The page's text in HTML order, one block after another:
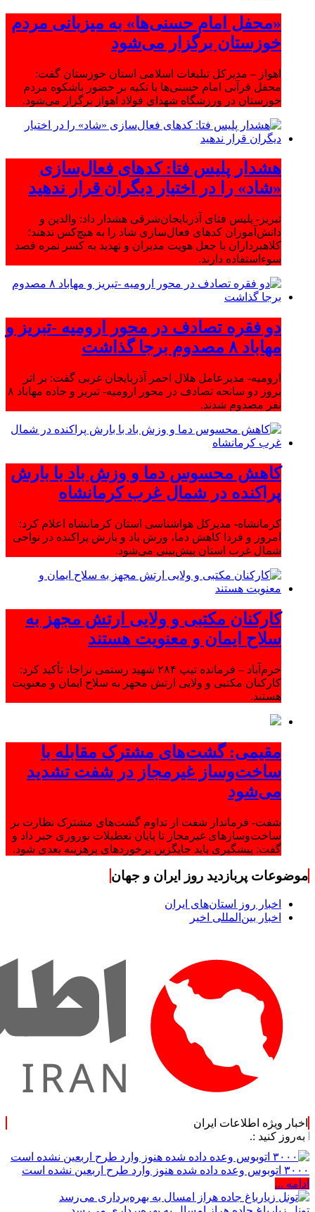
«محفل امام حسنی‌ها» به میزبانی مردم
خوزستان برگزار می‌شود
اهواز – مدیرکل تبلیغات اسلامی استان خوزستان گفت:
محفل قرآنی امام حسنی‌ها با تکیه بر حضور باشکوه مردم
خوزستان در ورزشگاه شهدای فولاد اهواز برگزار می‌شود.
هشدار پلیس فتا: کدهای فعال‌سازی
«شاد» را در اختیار دیگران قرار ندهید
تبریز- پلیس فتای آذربایجان‌شرقی هشدار داد: والدین و
دانش‌آموزان کدهای فعال‌سازی شاد را به هیچ‌کس ندهند؛
کلاهبرداران با جعل هویت مدیران و تهدید به کسر نمره قصد
سوءاستفاده دارند.
دو فقره تصادف در محور ارومیه -تبریز و
مهاباد ۸ مصدوم برجا گذاشت
ارومیه- مدیرعامل هلال احمر آذربایجان غربی گفت: بر اثر
بروز دو سانحه تصادف در محور ارومیه- تبریز و جاده مهاباد ۸
نفر مصدوم شدند.
کاهش محسوس دما و وزش باد با بارش
پراکنده در شمال غرب کرمانشاه
کرمانشاه- مدیرکل هواشناسی استان کرمانشاه اعلام کرد:
امروز و فردا کاهش دما، وزش باد و بارش پراکنده در نواحی
شمال غرب استان پیش‌بینی می‌شود.
کارکنان مکتبی و ولایی ارتش مجهز به
سلاح ایمان و معنویت هستند
خرم‌آباد – فرمانده تیپ ۲۸۴ شهید رستمی نزاجا، تأکید کرد:
کارکنان مکتبی و ولایی ارتش مجهز به سلاح ایمان و معنویت
هستند.
مقیمی: گشت‌های مشترک مقابله با
ساخت‌وساز غیرمجاز در شفت تشدید
می‌شود
شفت- فرماندار شفت از تداوم گشت‌های مشترک نظارت بر
ساخت‌وسازهای غیرمجاز تا پایان تعطیلات نوروزی خبر داد و
گفت: پیشگیری باید جایگزین برخوردهای پرهزینه بعدی شود.
موضوعات پربازدید روز ایران و جهان
اخبار روز استان‌های ایران
اخبار بین‌المللی اخیر
اخبار ویژه اطلاعات ایران
:.
۳۰۰۰ اتوبوس وعده داده شده هنوز وارد طرح اربعین نشده است
ادامه ...